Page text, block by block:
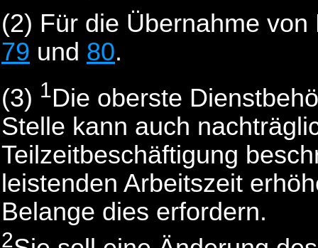
(2) Für die Übernahme
79 und 80.
(3) 1Die oberste
Stelle kann auch
Teilzeitbeschäftigung
leistenden Arbeitszeit
Belange dies erfordern.
2